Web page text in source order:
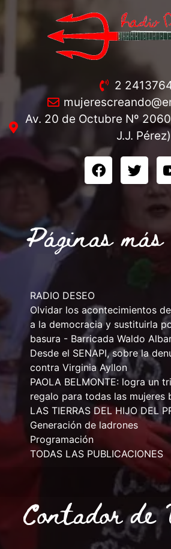
2
Av. 20 de Octubre Nº
J.J. Pérez)
Páginas
RADIO DESEO
Olvidar los acontecimientos
a la democracia y sustituirla
basura - Barricada Waldo
Desde el SENAPI, sobre la
contra Virginia Ayllon
PAOLA BELMONTE: logra un
regalo para todas las mujeres
LAS TIERRAS DEL HIJO DEL
Generación de ladrones
Programación
TODAS LAS PUBLICACIONES
Contador de